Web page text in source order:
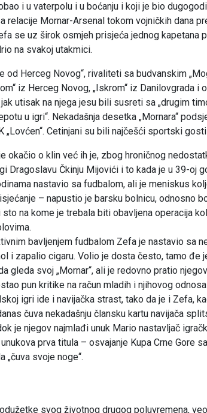
i u vaterpolu i u boćanju i koji je bio
relacije Mornar-Arsenal tokom vojničkih dana
se uz širok osmjeh prisjeća jednog kapetana
na svakoj utakmici.
od Herceg Novog“, rivaliteti sa budvanskim
iz Herceg Novog, „Iskrom“ iz Danilovgrada
utisak na njega jesu bili susreti sa „drugim
u igri“. Nekadašnja desetka „Mornara“
„Lovćen“. Cetinjani su bili najčešći sportski
okačio o klin već ih je, zbog hroničnog
Dragoslavu Čkinju Mijovići i to kada je u 39-oj
nastavio sa fudbalom, ali je meniskus
– napustio je barsku bolnicu, odnosno
na kome je trebala biti obavljena operacija
bavljenjem fudbalom Zefa je nastavio sa
i zapalio cigaru. Volio je dosta često, tamo đe
gleda svoj „Mornar“, ali je redovno pratio
pun kritike na račun mladih i njihovog
igri ide i navijačka strast, tako da je i Zefa,
čuva nekadašnju člansku kartu navijača
je njegov najmlađi unuk Mario nastavljač
prva titula – osvajanje Kupa Crne Gore
„čuva svoje noge“.
svog životnog drugog poluvremena,